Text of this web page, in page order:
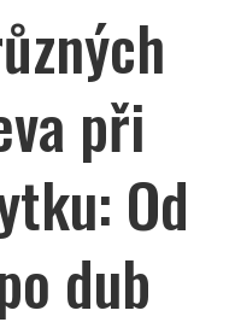
při
Od
dub